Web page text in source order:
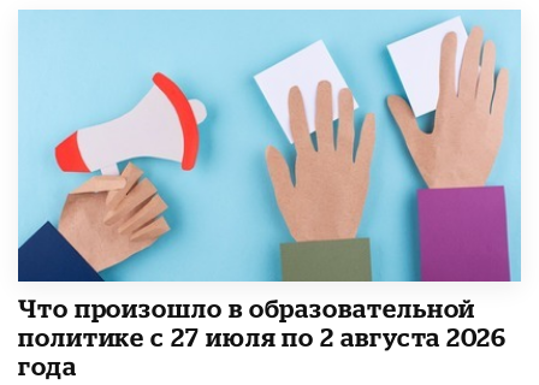
​Что произошло в образовательной
политике с 27 июля по 2 августа 2026
года